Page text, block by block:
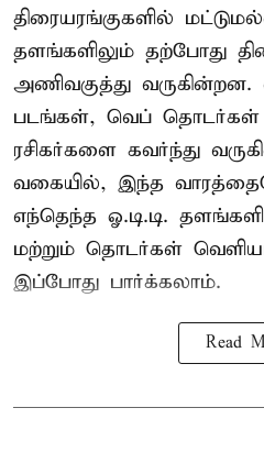
திரையரங்குகளில்
தளங்களிலும் தற்போது
அணிவகுத்து வருகின்றன.
படங்கள், வெப் தொடர்கள்
ரசிகர்களை கவர்ந்து
வகையில், இந்த
எந்தெந்த ஓ.டி.டி.
மற்றும் தொடர்கள்
இப்போது பார்க்கலாம்.
Read